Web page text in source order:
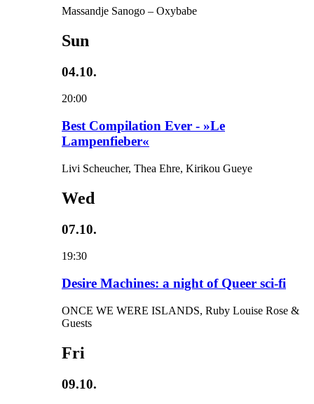
Massandje Sanogo – Oxybabe
Sun
04.10.
20:00
Best Compilation Ever - »Le
Lampenfieber«
Livi Scheucher, Thea Ehre, Kirikou Gueye
Wed
07.10.
19:30
Desire Machines: a night of Queer sci-fi
ONCE WE WERE ISLANDS, Ruby Louise Rose &
Guests
Fri
09.10.